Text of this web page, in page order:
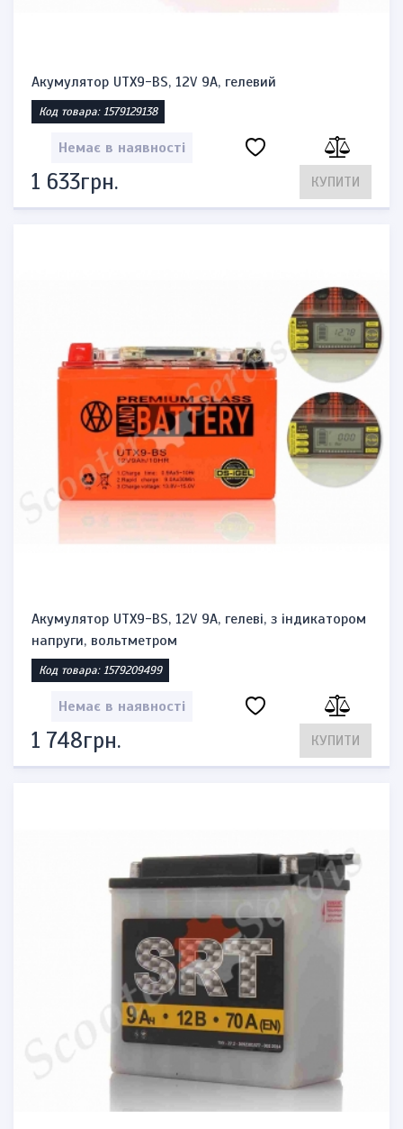
Акумулятор UTX9-BS, 12V 9A, гелевий
Код товара: 1579129138
Немає в наявності
1 633грн. КУПИТИ
Акумулятор UTX9-BS, 12V 9A, гелеві, з індикатором
напруги, вольтметром
Код товара: 1579209499
Немає в наявності
1 748грн. КУПИТИ